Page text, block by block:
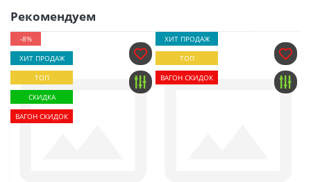
Рекомендуем
-8%
ХИТ ПРОДАЖ
ТОП
СКИДКА
ВАГОН СКИДОК
ХИТ ПРОДАЖ
ТОП
ВАГОН СКИДОК